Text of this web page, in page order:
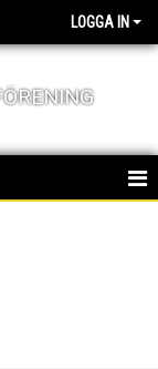
LOGGA IN